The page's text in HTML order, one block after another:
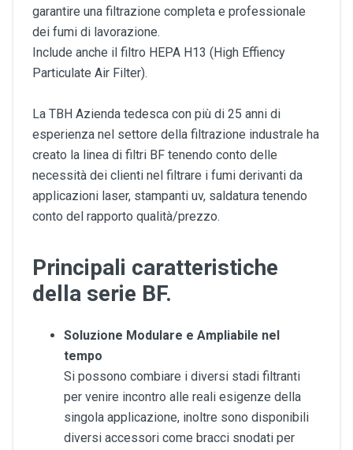
garantire una filtrazione completa e professionale
dei fumi di lavorazione.
Include anche il filtro HEPA H13 (High Effiency
Particulate Air Filter).
La TBH Azienda tedesca con più di 25 anni di
esperienza nel settore della filtrazione industrale ha
creato la linea di filtri BF tenendo conto delle
necessità dei clienti nel filtrare i fumi derivanti da
applicazioni laser, stampanti uv, saldatura tenendo
conto del rapporto qualità/prezzo.
Principali caratteristiche
della serie BF.
Soluzione Modulare e Ampliabile nel
tempo
Si possono combiare i diversi stadi filtranti
per venire incontro alle reali esigenze della
singola applicazione, inoltre sono disponibili
diversi accessori come bracci snodati per